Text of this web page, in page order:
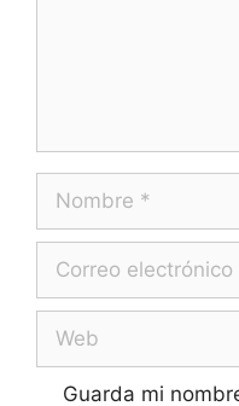
Guarda mi